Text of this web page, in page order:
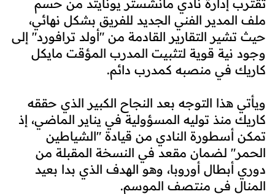
تقترب إدارة نادي مانشستر يونايتد من حسم
ملف المدير الفني الجديد للفريق بشكل نهائي،
حيث تشير التقارير القادمة من "أولد ترافورد" إلى
وجود نية قوية لتثبيت المدرب المؤقت مايكل
كاريك في منصبه كمدرب دائم.
ويأتي هذا التوجه بعد النجاح الكبير الذي حققه
كاريك منذ توليه المسؤولية في يناير الماضي، إذ
تمكن أسطورة النادي من قيادة "الشياطين
الحمر" لضمان مقعد في النسخة المقبلة من
دوري أبطال أوروبا، وهو الهدف الذي بدا بعيد
المنال في منتصف الموسم.